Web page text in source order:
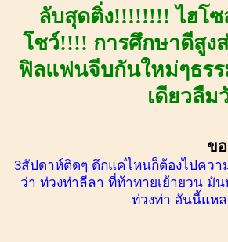
ลับสุดติ่ง!!!!!!!! ไฮโ
โชว์!!!! การศึกษาดีสูง
ฟิลแฟนจีบกันใหม่ๆธร
เดียวลื
ข
3สัปดาห์ติดๆ ดึกแค่ไหนก็ต้องไปควา
ว่า ท่วงท่าลีลา ที่ท้าทายเย้ายวน มั
ท่วงท่า อันนี้แหล